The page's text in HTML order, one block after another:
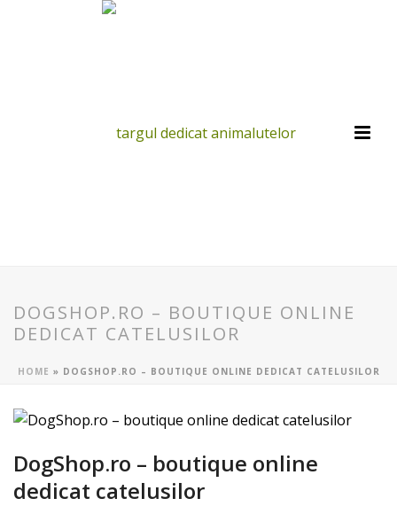
DOGSHOP.RO – BOUTIQUE ONLINE
DEDICAT CATELUSILOR
HOME » DOGSHOP.RO – BOUTIQUE ONLINE DEDICAT CATELUSILOR
DogShop.ro – boutique online
dedicat catelusilor